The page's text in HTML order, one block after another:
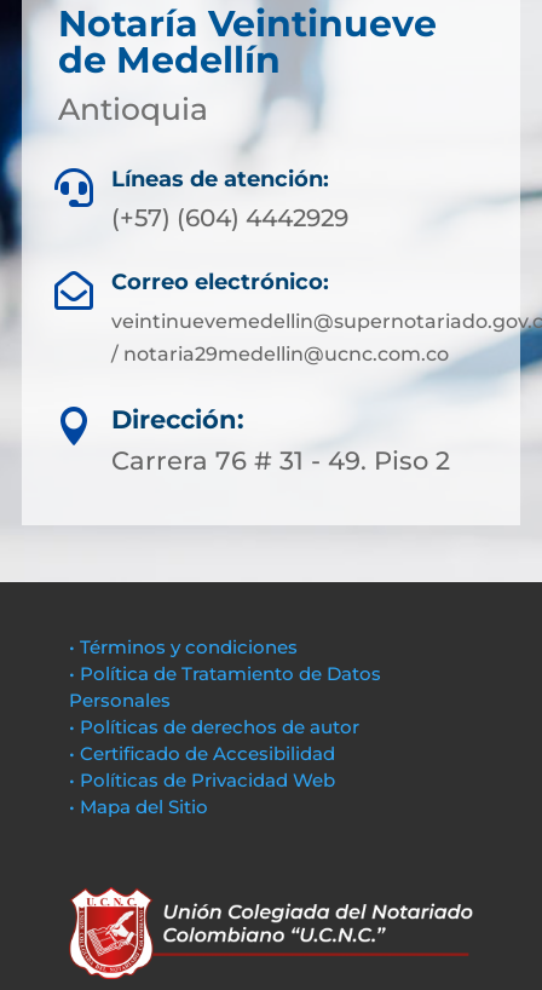
Notaría Veintinueve
de Medellín
Antioquia
 Líneas de atención:
(+57) (604) 4442929
 Correo electrónico:
/ notaria29medellin@ucnc.com.co

Dirección:
Carrera 76 # 31 - 49. Piso 2
• Términos y condiciones
• Política de Tratamiento de Datos
Personales
• Políticas de derechos de autor
• Certificado de Accesibilidad
• Políticas de Privacidad Web
• Mapa del Sitio